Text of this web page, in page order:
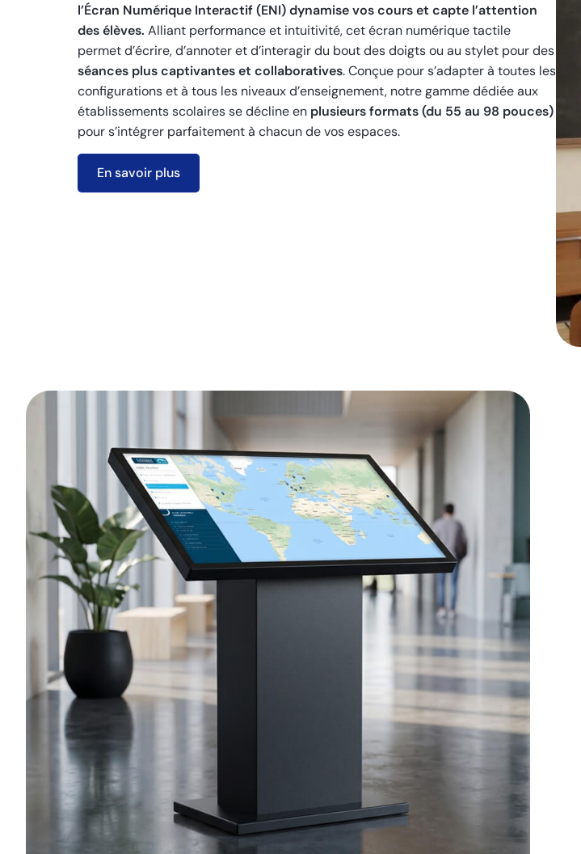
l’Écran Numérique Interactif (ENI) dynamise vos cours et capte l’attention
des élèves. Alliant performance et intuitivité, cet écran numérique tactile
permet d’écrire, d’annoter et d’interagir du bout des doigts ou au stylet pour des
séances plus captivantes et collaboratives. Conçue pour s’adapter à toutes les
configurations et à tous les niveaux d’enseignement, notre gamme dédiée aux
établissements scolaires se décline en plusieurs formats (du 55 au 98 pouces)
pour s’intégrer parfaitement à chacun de vos espaces.
En savoir plus